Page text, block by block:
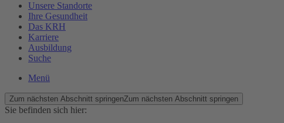
Unsere Standorte
Ihre Gesundheit
Das KRH
Karriere
Ausbildung
Suche
Menü
Zum nächsten Abschnitt springenZum nächsten Abschnitt springen
Sie befinden sich hier: